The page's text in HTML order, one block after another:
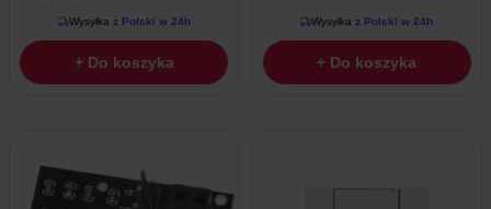
Wysyłka z Polski w 24h
+ Do koszyka
Wysyłka z Polski w 24h
+ Do koszyka